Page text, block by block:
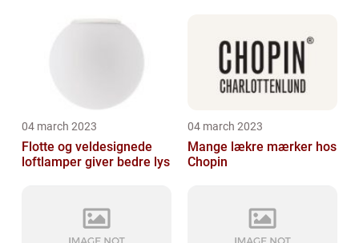
04 march 2023
Flotte og veldesignede
loftlamper giver bedre lys
04 march 2023
Mange lækre mærker hos
Chopin